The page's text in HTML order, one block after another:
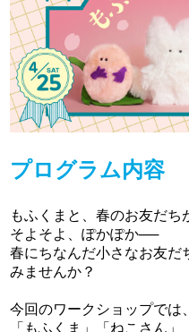
プログラム内容
もふくまと、春のお友だち
そよそよ、ぽかぽか──
春にちなんだ小さなお友だ
みませんか？
今回のワークショップでは、
「もふくま」「ねこさん